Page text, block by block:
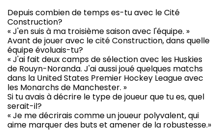
Depuis combien de temps es-tu avec le Cité
Construction?
« J'en suis à ma troisième saison avec l'équipe. »
Avant de jouer avec le cité Construction, dans quelle
équipe évoluais-tu?
« J'ai fait deux camps de sélection avec les Huskies
de Rouyn-Noranda. J'ai aussi joué quelques matchs
dans la United States Premier Hockey League avec
les Monarchs de Manchester. »
Si tu avais à décrire le type de joueur que tu es, quel
serait-il?
« Je me décrirais comme un joueur polyvalent, qui
aime marquer des buts et amener de la robustesse.»